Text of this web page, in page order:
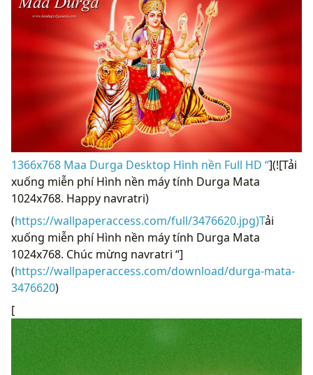
1366x768 Maa Durga Desktop Hình nền Full HD “](![Tải
xuống miễn phí Hình nền máy tính Durga Mata
1024x768. Happy navratri)
(https://wallpaperaccess.com/full/3476620.jpg)Tải
xuống miễn phí Hình nền máy tính Durga Mata
1024x768. Chúc mừng navratri “]
(https://wallpaperaccess.com/download/durga-mata-
3476620)
[